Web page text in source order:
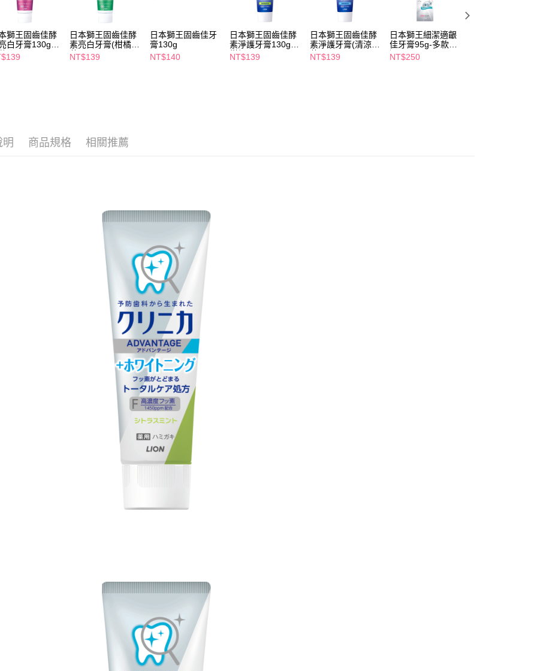
結果請求用戶進行身份認證。
５．嚴禁一人註冊多個帳號或使用他人資訊註冊。若發現惡意使用之情
動。
付款後寶雅門市自取(由倉庫統一出貨)
每筆NT$80，滿NT$290(含以上)免運費
獅王固齒佳酵
白牙膏130g-
日本獅王固齒佳酵
素亮白牙膏(柑橘薄
荷)
NT$139
日本獅王固齒佳牙
膏130g
NT$140
日本獅王固齒佳酵
素淨護牙膏130g-
柑橘
NT$139
日本獅王固齒佳酵
素淨護牙膏(清涼薄
荷)
NT$139
日本獅王細潔適齦
佳牙膏95g-多款任
選
NT$250
明 商品規格 相關推薦